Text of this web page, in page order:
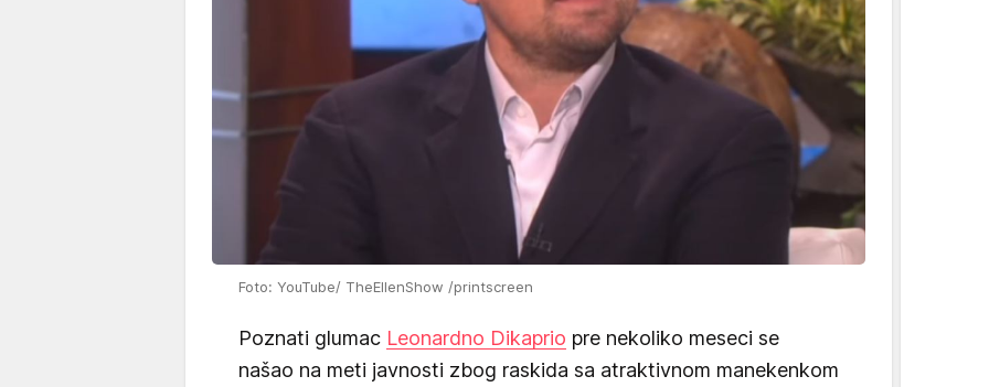
Foto: YouTube/ TheEllenShow /printscreen
Poznati glumac Leonardno Dikaprio pre nekoliko meseci se
našao na meti javnosti zbog raskida sa atraktivnom manekenkom